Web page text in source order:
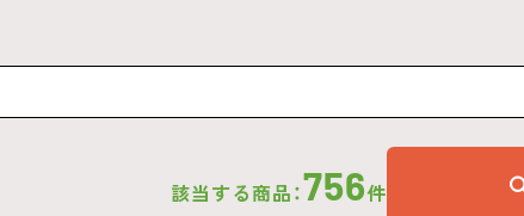
該当する商品：756件